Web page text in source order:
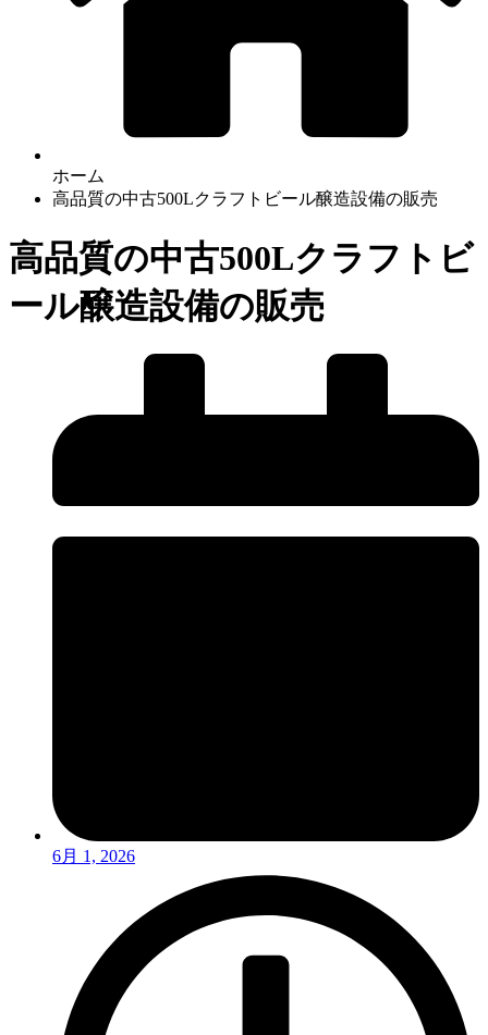
ホーム
高品質の中古500Lクラフトビール醸造設備の販売
高品質の中古500Lクラフトビ
ール醸造設備の販売
6月 1, 2026